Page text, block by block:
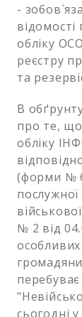
-
обліку
реєстру
та
В
про те,
обліку
(форми №
№ 2 від
особливих
перебуває
сьогодні